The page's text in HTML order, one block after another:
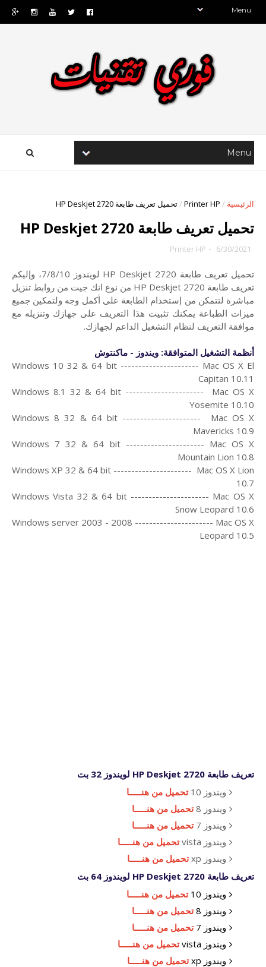
الرئيسية /
Printer HP
/تحميل تعريف طابعة HP Deskjet 2720
تحميل تعريف طابعة HP Deskjet 2720
6/30/2021
-
Printer HP
تحميل تعريف طابعة HP Deskjet 2720 لويندوز 7/8/10، و
إليكم
تعريف طابعة HP Deskjet 2720 من
نوع انك جيت من روابط تنزيل
مباشرة لتتمكن من إستخدام الطابعة على أكمل وجه ولتمكين جميع
ميزات الطباعة يمكنك تثبيت هذا التعريف على جهازك وتنزيله مع
موافقة التعريف لنظام التشغيل الداعم لجهازك.
أنظمة التشغيل المتوافقة: ويندوز - ماكنتوش
Windows 10 32 & 64 bit ---------------------- Mac OS X El
Capitan 10.11
Windows 8.1 32 & 64 bit ---------------------- Mac OS X
Yosemite 10.10
Windows 8 32 & 64 bit ---------------------- Mac OS X
Mavericks 10.9
Windows 7 32 & 64 bit ---------------------- Mac OS X
Mountain Lion 10.8
Windows XP 32 & 64 bit ---------------------- Mac OS X Lion
10.7
Windows Vista 32 & 64 bit ---------------------- Mac OS X
Snow Leopard 10.6
Windows server 2003 - 2008 ---------------------- Mac OS X
Leopard 10.5
تعريف طابعة HP Deskjet 2720 لويندوز 32 بت
ويندوز 10
تحميل من هنـــــا
ويندوز 8
تحميل من هنـــــا
ويندوز 7
تحميل من هنـــــا
ويندوز vista
تحميل من هنـــــا
ويندوز xp
تحميل من هنـــــا
تعريف طابعة HP Deskjet 2720 لويندوز 64 بت
ويندوز 10
تحميل من هنـــــا
ويندوز 8
تحميل من هنـــــا
ويندوز 7
تحميل من هنـــــا
ويندوز vista
تحميل من هنـــــا
ويندوز xp
تحميل من هنـــــا